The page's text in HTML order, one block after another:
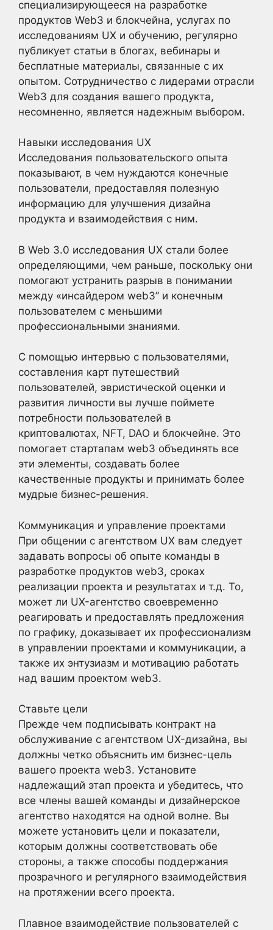
специализирующееся на разработке
продуктов Web3 и блокчейна, услугах по
исследованиям UX и обучению, регулярно
публикует статьи в блогах, вебинары и
бесплатные материалы, связанные с их
опытом. Сотрудничество с лидерами отрасли
Web3 для создания вашего продукта,
несомненно, является надежным выбором.
Навыки исследования UX
Исследования пользовательского опыта
показывают, в чем нуждаются конечные
пользователи, предоставляя полезную
информацию для улучшения дизайна
продукта и взаимодействия с ним.
В Web 3.0 исследования UX стали более
определяющими, чем раньше, поскольку они
помогают устранить разрыв в понимании
между «инсайдером web3” и конечным
пользователем с меньшими
профессиональными знаниями.
С помощью интервью с пользователями,
составления карт путешествий
пользователей, эвристической оценки и
развития личности вы лучше поймете
потребности пользователей в
криптовалютах, NFT, DAO и блокчейне. Это
помогает стартапам web3 объединять все
эти элементы, создавать более
качественные продукты и принимать более
мудрые бизнес-решения.
Коммуникация и управление проектами
При общении с агентством UX вам следует
задавать вопросы об опыте команды в
разработке продуктов web3, сроках
реализации проекта и результатах и т.д. То,
может ли UX-агентство своевременно
реагировать и предоставлять предложения
по графику, доказывает их профессионализм
в управлении проектами и коммуникации, а
также их энтузиазм и мотивацию работать
над вашим проектом web3.
Ставьте цели
Прежде чем подписывать контракт на
обслуживание с агентством UX-дизайна, вы
должны четко объяснить им бизнес-цель
вашего проекта web3. Установите
надлежащий этап проекта и убедитесь, что
все члены вашей команды и дизайнерское
агентство находятся на одной волне. Вы
можете установить цели и показатели,
которым должны соответствовать обе
стороны, а также способы поддержания
прозрачного и регулярного взаимодействия
на протяжении всего проекта.
Плавное взаимодействие пользователей с